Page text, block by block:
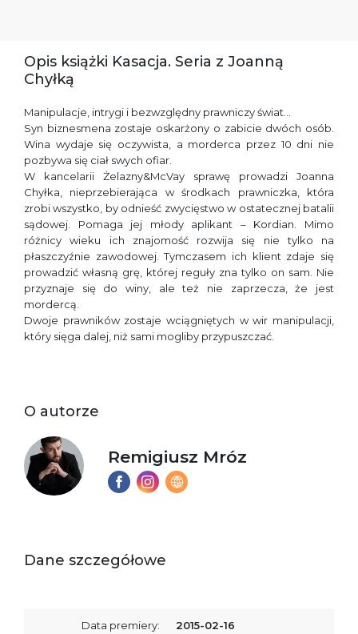
Opis książki Kasacja. Seria z Joanną
Chyłką
Manipulacje, intrygi i bezwzględny prawniczy świat…
Syn biznesmena zostaje oskarżony o zabicie dwóch osób.
Wina wydaje się oczywista, a morderca przez 10 dni nie
pozbywa się ciał swych ofiar.
W kancelarii Żelazny&McVay sprawę prowadzi Joanna
Chyłka, nieprzebierająca w środkach prawniczka, która
zrobi wszystko, by odnieść zwycięstwo w ostatecznej batalii
sądowej. Pomaga jej młody aplikant – Kordian. Mimo
różnicy wieku ich znajomość rozwija się nie tylko na
płaszczyźnie zawodowej. Tymczasem ich klient zdaje się
prowadzić własną grę, której reguły zna tylko on sam. Nie
przyznaje się do winy, ale też nie zaprzecza, że jest
mordercą.
Dwoje prawników zostaje wciągniętych w wir manipulacji,
który sięga dalej, niż sami mogliby przypuszczać.
O autorze
Remigiusz Mróz
Dane szczegółowe
Data premiery: 2015-02-16